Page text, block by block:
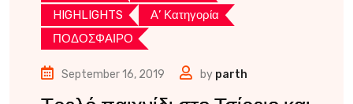
HIGHLIGHTS
Α’ Κατηγορία
ΠΟΔΟΣΦΑΙΡΟ
September 16, 2019 by parth